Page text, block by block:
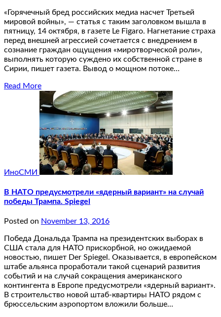
«Горячечный бред российских медиа насчет Третьей
мировой войны», — статья с таким заголовком вышла в
пятницу, 14 октября, в газете Le Figaro. Нагнетание страха
перед внешней агрессией сочетается с внедрением в
сознание граждан ощущения «миротворческой роли»,
выполнять которую суждено их собственной стране в
Сирии, пишет газета. Вывод о мощном потоке…
Read More
ИноСМИ
В НАТО предусмотрели «ядерный вариант» на случай
победы Трампа. Spiegel
Posted on November 13, 2016
Победа Дональда Трампа на президентских выборах в
США стала для НАТО прискорбной, но ожидаемой
новостью, пишет Der Spiegel. Оказывается, в европейском
штабе альянса проработали такой сценарий развития
событий и на случай сокращения американского
контингента в Европе предусмотрели «ядерный вариант».
В строительство новой штаб-квартиры НАТО рядом с
брюссельским аэропортом вложили больше…